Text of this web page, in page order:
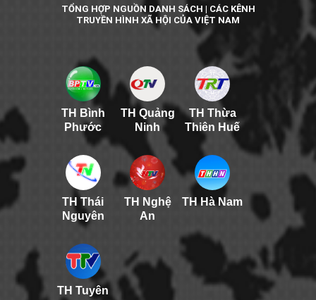
TỔNG HỢP NGUỒN DANH SÁCH | CÁC KÊNH
TRUYỀN HÌNH XÃ HỘI CỦA VIỆT NAM
TH Bình
Phước
TH Quảng
Ninh
TH Thừa
Thiên Huế
TH Thái
Nguyên
TH Nghệ
An
TH Hà Nam
TH Tuyên